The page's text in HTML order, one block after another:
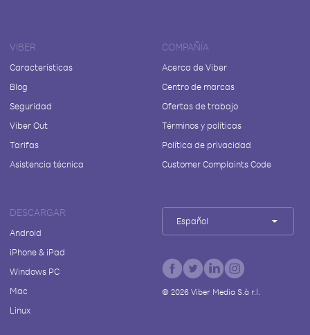
VIBER
Características
Blog
Seguridad
Viber Out
Tarifas
Asistencia técnica
COMPAÑÍA
Acerca de Viber
Centro de marcas
Ofertas de trabajo
Términos y políticas
Política de privacidad
Customer Complaints Code
DESCARGAR
Android
iPhone & iPad
Windows PC
Mac
Linux
Español
© 2026Viber Media S.à r.l.